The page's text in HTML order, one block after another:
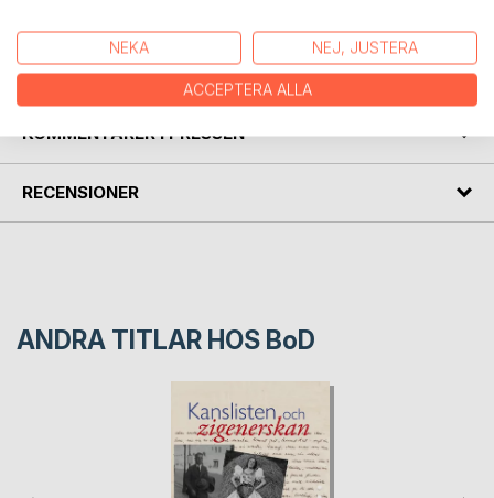
FÖRFATTARE
KOMMENTARER I PRESSEN
RECENSIONER
ANDRA TITLAR HOS BoD
NEKA NEJ, JUSTERA
ACCEPTERA ALLA